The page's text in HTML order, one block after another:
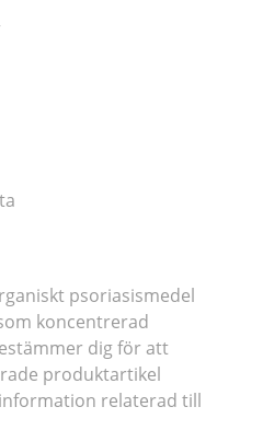
psoriasismedel
koncentrerad
dig för att
produktartikel
relaterad till